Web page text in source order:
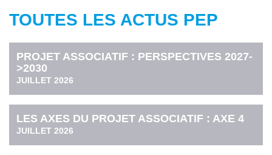
TOUTES LES ACTUS PEP
PROJET ASSOCIATIF : PERSPECTIVES 2027-
>2030
JUILLET 2026
LES AXES DU PROJET ASSOCIATIF : AXE 4
JUILLET 2026